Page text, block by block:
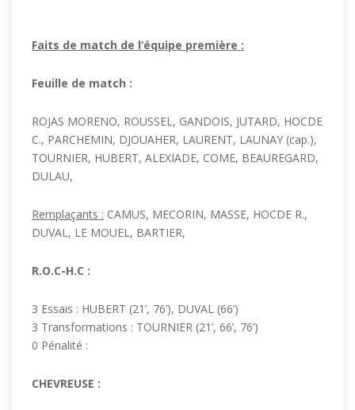
Faits de match de l’équipe première :
Feuille de match :
ROJAS MORENO, ROUSSEL, GANDOIS, JUTARD, HOCDE
C., PARCHEMIN, DJOUAHER, LAURENT, LAUNAY (cap.),
TOURNIER, HUBERT, ALEXIADE, COME, BEAUREGARD,
DULAU,
Remplaçants : CAMUS, MECORIN, MASSE, HOCDE R.,
DUVAL, LE MOUEL, BARTIER,
R.O.C-H.C :
3 Essais : HUBERT (21’, 76’), DUVAL (66’)
3 Transformations : TOURNIER (21’, 66’, 76’)
0 Pénalité :
CHEVREUSE :